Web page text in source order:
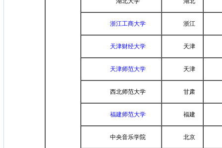
浙江工商大学 浙江
天津财经大学 天津
天津师范大学 天津
西北师范大学 甘肃
福建师范大学 福建
中央音乐学院 北京